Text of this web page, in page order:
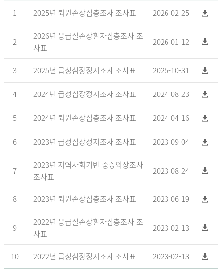
1 2025년 퇴원손상심층조사 조사표 2026-02-25
2
2026년 응급실손상환자심층조사 조
사표
2026-01-12
3 2025년 급성심장정지조사 조사표 2025-10-31
4 2024년 급성심장정지조사 조사표 2024-08-23
5 2024년 퇴원손상심층조사 조사표 2024-04-16
6 2023년 급성심장정지조사 조사표 2023-09-04
7
2023년 지역사회기반 중증외상조사
조사표
2023-08-24
8 2023년 퇴원손상심층조사 조사표 2023-06-19
9
2022년 응급실손상환자심층조사 조
사표
2023-02-13
10 2022년 급성심장정지조사 조사표 2023-02-13